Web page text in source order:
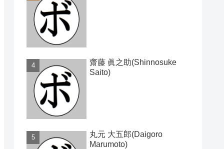
齋藤 眞之助(Shinnosuke
Saito)
丸元 大五郎(Daigoro
Marumoto)